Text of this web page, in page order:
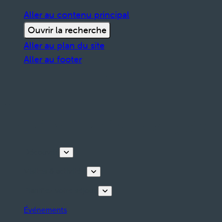
Aller au contenu principal
Ouvrir la recherche
Aller au plan du site
Aller au footer
Événements